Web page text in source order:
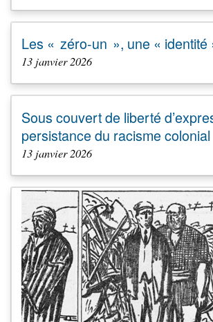
Les « zéro-un », une « identité
13 janvier 2026
Sous couvert de liberté
persistance du racisme colonial
13 janvier 2026